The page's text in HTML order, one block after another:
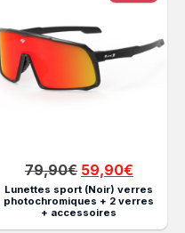
79,90€ Le
prix
initial
59,90€Le
prix
actuel
Lunettes sport (Noir) verres
photochromiques + 2 verres
+ accessoires